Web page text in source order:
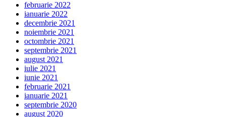
februarie 2022
ianuarie 2022
decembrie 2021
noiembrie 2021
octombrie 2021
septembrie 2021
august 2021
iulie 2021
iunie 2021
februarie 2021
ianuarie 2021
septembrie 2020
august 2020